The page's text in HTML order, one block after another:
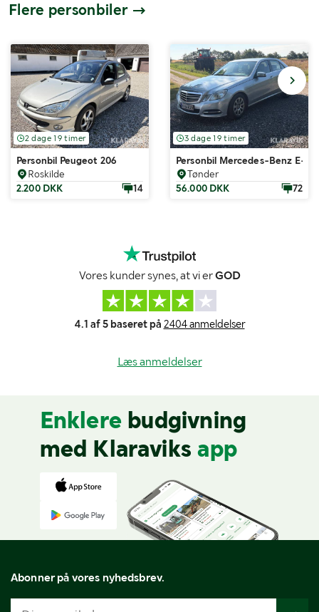
Flere personbiler
2 dage 19 timer
Personbil Peugeot 206
Roskilde
2.200 DKK
14
3 dage 19 timer
Personbil Mercedes-Benz E-
Tønder
56.000 DKK
72
Vores kunder synes, at vi erGOD
4.1 af 5 baseret på 2404 anmeldelser
Læs anmeldelser
Enklere budgivning
med Klaraviks app
Abonner på vores nyhedsbrev.